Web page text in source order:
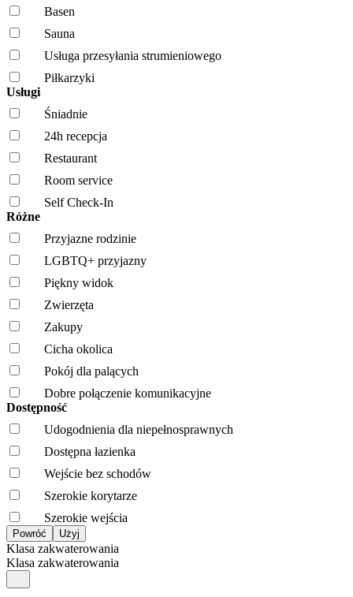
Basen
Sauna
Usługa przesyłania strumieniowego
Piłkarzyki
Usługi
Śniadnie
24h recepcja
Restaurant
Room service
Self Check-In
Różne
Przyjazne rodzinie
LGBTQ+ przyjazny
Piękny widok
Zwierzęta
Zakupy
Cicha okolica
Pokój dla palących
Dobre połączenie komunikacyjne
Dostępność
Udogodnienia dla niepełnosprawnych
Dostępna łazienka
Wejście bez schodów
Szerokie korytarze
Szerokie wejścia
Klasa zakwaterowania
Klasa zakwaterowania